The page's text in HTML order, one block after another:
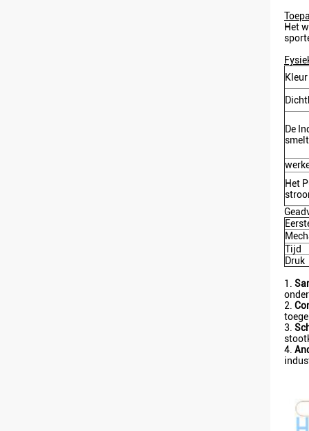
Het
Kleur
De
Het
Tijd
Druk
1.
2.
3.
4.